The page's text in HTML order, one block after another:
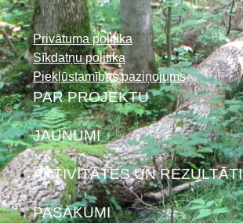
Privātuma politika
Sīkdatņu politika
Piekļūstamības paziņojums
PAR PROJEKTU
JAUNUMI
AKTIVITĀTES UN REZULTĀTI
PASĀKUMI